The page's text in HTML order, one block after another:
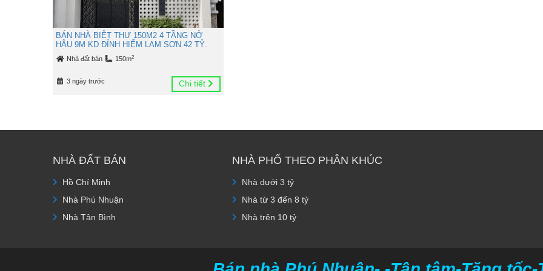
BÁN NHÀ BIỆT THỰ 150M2 4 TẦNG NỞ
HẬU 9M KD ĐỈNH HIẾM LAM SƠN 42 TỶ.
Nhà đất bán 150m2
3 ngày trước Chi tiết
NHÀ ĐẤT BÁN
Hồ Chí Minh
Nhà Phú Nhuận
Nhà Tân Bình
NHÀ PHỐ THEO PHÂN KHÚC
Nhà dưới 3 tỷ
Nhà từ 3 đến 8 tỷ
Nhà trên 10 tỷ